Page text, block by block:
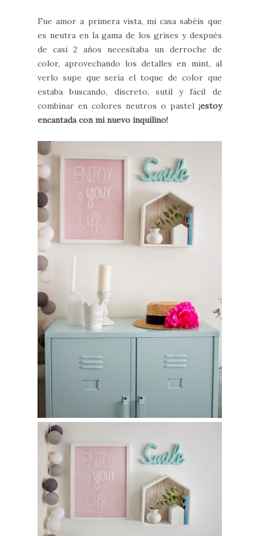
Fue amor a primera vista, mi casa sabéis que
es neutra en la gama de los grises y después
de casi 2 años necesitaba un derroche de
color, aprovechando los detalles en mint, al
verlo supe que sería el toque de color que
estaba buscando, discreto, sutil y fácil de
combinar en colores neutros o pastel ¡estoy
encantada con mi nuevo inquilino!